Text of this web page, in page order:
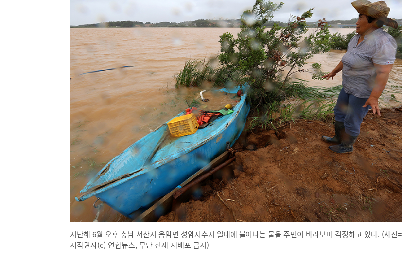
지난해 6월 오후 충남 서산시 음암면 성암저수지 일대에 불어나는 물을 주민이 바라보며 걱정하고 있다. (사진=
저작권자(c) 연합뉴스, 무단 전재-재배포 금지)